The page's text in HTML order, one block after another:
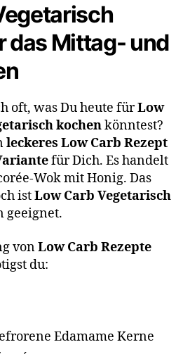
das Mittag- und
oft, was Du heute fürLow
kochenkönntest?
leckeres Low Carb Rezept
für Dich. Es handelt
Wok mit Honig. Das
istLow Carb Vegetarisch
geeignet.
vonLow Carb Rezepte
du:
Edamame Kerne